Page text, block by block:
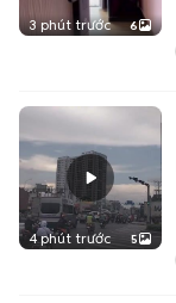
3 phút trước 6
4 phút trước 5